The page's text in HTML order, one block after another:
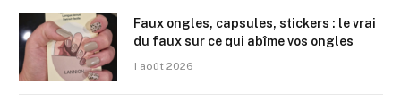
Faux ongles, capsules, stickers : le vrai
du faux sur ce qui abîme vos ongles
1 août 2026